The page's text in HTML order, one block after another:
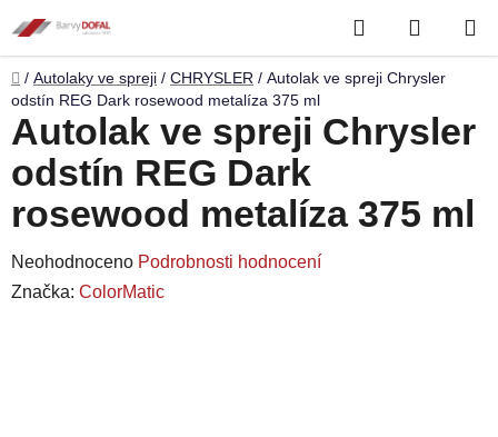
na
obsah
Hledat
KOŠÍK
Domů
/ Autolaky ve spreji / CHRYSLER / Autolak ve spreji Chrysler
odstín REG Dark rosewood metalíza 375 ml
Autolak ve spreji Chrysler
odstín REG Dark
rosewood metalíza 375 ml
Průměrné
hodnocení
Neohodnoceno Podrobnosti hodnocení
Značka: ColorMatic